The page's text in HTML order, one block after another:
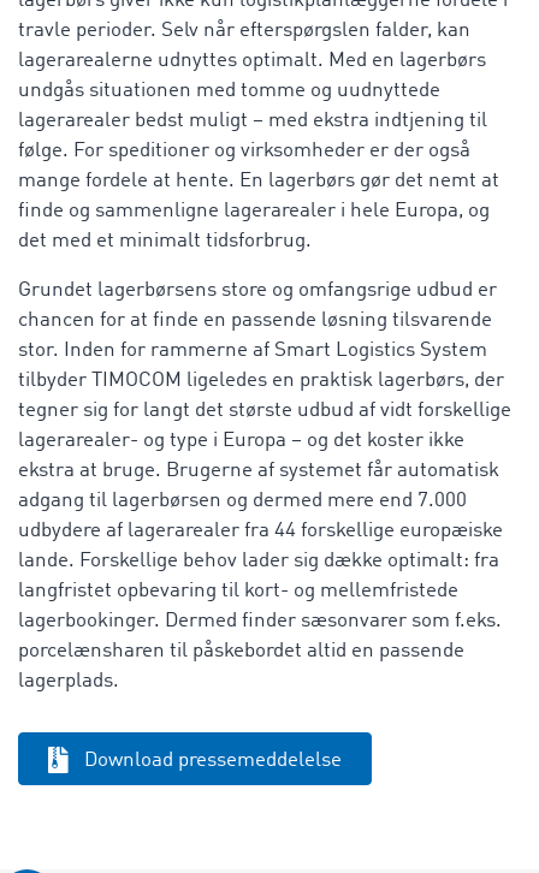
travle perioder. Selv når efterspørgslen falder, kan
lagerarealerne udnyttes optimalt. Med en lagerbørs
undgås situationen med tomme og uudnyttede
lagerarealer bedst muligt – med ekstra indtjening til
følge. For speditioner og virksomheder er der også
mange fordele at hente. En lagerbørs gør det nemt at
finde og sammenligne lagerarealer i hele Europa, og
det med et minimalt tidsforbrug.
Grundet lagerbørsens store og omfangsrige udbud er
chancen for at finde en passende løsning tilsvarende
stor. Inden for rammerne af Smart Logistics System
tilbyder TIMOCOM ligeledes en praktisk lagerbørs, der
tegner sig for langt det største udbud af vidt forskellige
lagerarealer- og type i Europa – og det koster ikke
ekstra at bruge. Brugerne af systemet får automatisk
adgang til lagerbørsen og dermed mere end 7.000
udbydere af lagerarealer fra 44 forskellige europæiske
lande. Forskellige behov lader sig dække optimalt: fra
langfristet opbevaring til kort- og mellemfristede
lagerbookinger. Dermed finder sæsonvarer som f.eks.
porcelænsharen til påskebordet altid en passende
lagerplads.
Download pressemeddelelse